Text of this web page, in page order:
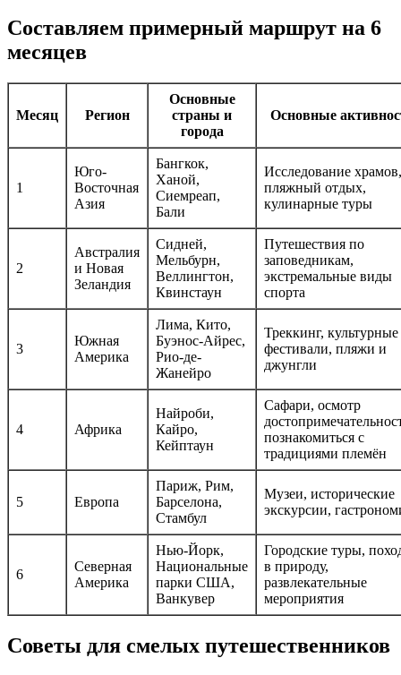
Составляем примерный маршрут на 6
месяцев
Месяц Регион
Основные
страны и
города
Основные
1
Юго-
Восточная
Азия
Бангкок,
Ханой,
Сиемреап,
Бали
Исследование храмов,
пляжный отдых,
кулинарные туры
2
Австралия
и Новая
Зеландия
Сидней,
Мельбурн,
Веллингтон,
Квинстаун
Путешествия по
заповедникам,
экстремальные виды
спорта
3
Южная
Америка
Лима, Кито,
Буэнос-Айрес,
Рио-де-
Жанейро
Треккинг, культурные
фестивали, пляжи и
джунгли
4 Африка
Найроби,
Кайро,
Кейптаун
Сафари, осмотр
познакомиться с
традициями племён
5 Европа
Париж, Рим,
Барселона,
Стамбул
Музеи, исторические
экскурсии,
6
Северная
Америка
Нью-Йорк,
Национальные
парки США,
Ванкувер
Городские туры,
в природу,
развлекательные
мероприятия
Советы для смелых путешественников